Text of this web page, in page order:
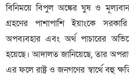
বিনিময়ে বিপুল অঙ্কের ঘুষ ও
গ্রহণের পাশাপাশি ইয়াংকে
অপব্যবহার এবং অর্থ পাচারের
হয়েছে। আদালত জানিয়েছে, তার
এর ফলে রাষ্ট্র ও জনগণের স্বার্থে বহু